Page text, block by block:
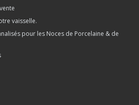
vaisselle.
pour les Noces de Porcelaine & de